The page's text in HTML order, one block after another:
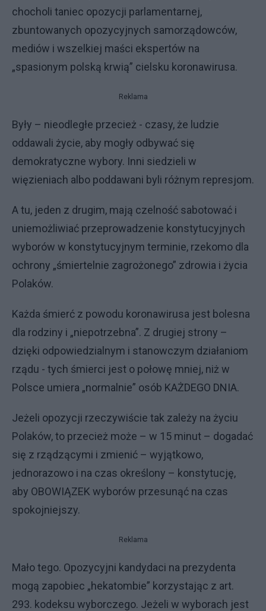
chocholi taniec opozycji parlamentarnej,
zbuntowanych opozycyjnych samorządowców,
mediów i wszelkiej maści ekspertów na
„spasionym polską krwią” cielsku koronawirusa.
Reklama
Były – nieodległe przecież - czasy, że ludzie
oddawali życie, aby mogły odbywać się
demokratyczne wybory. Inni siedzieli w
więzieniach albo poddawani byli różnym represjom.
A tu, jeden z drugim, mają czelność sabotować i
uniemożliwiać przeprowadzenie konstytucyjnych
wyborów w konstytucyjnym terminie, rzekomo dla
ochrony „śmiertelnie zagrożonego” zdrowia i życia
Polaków.
Każda śmierć z powodu koronawirusa jest bolesna
dla rodziny i „niepotrzebna”. Z drugiej strony –
dzięki odpowiedzialnym i stanowczym działaniom
rządu - tych śmierci jest o połowę mniej, niż w
Polsce umiera „normalnie” osób KAŻDEGO DNIA.
Jeżeli opozycji rzeczywiście tak zależy na życiu
Polaków, to przecież może – w 15 minut – dogadać
się z rządzącymi i zmienić – wyjątkowo,
jednorazowo i na czas określony – konstytucję,
aby OBOWIĄZEK wyborów przesunąć na czas
spokojniejszy.
Reklama
Mało tego. Opozycyjni kandydaci na prezydenta
mogą zapobiec „hekatombie” korzystając z art.
293. kodeksu wyborczego. Jeżeli w wyborach jest